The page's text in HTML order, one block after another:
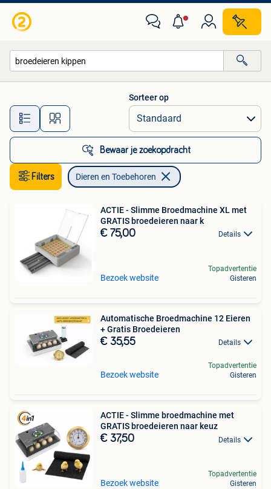
Alle afstanden…
Sorteer op
Bewaar je zoekopdracht
Filters Dieren en Toebehoren
ACTIE - Slimme Broedmachine XL met
GRATIS broedeieren naar k
€ 75,00 Details
Bezoek website
Topadvertentie
Gisteren
Automatische Broedmachine 12 Eieren
+ Gratis Broedeieren
€ 35,55 Details
Bezoek website
Topadvertentie
Gisteren
ACTIE - Slimme broedmachine met
GRATIS broedeieren naar keuz
€ 37,50 Details
Bezoek website
Topadvertentie
Gisteren